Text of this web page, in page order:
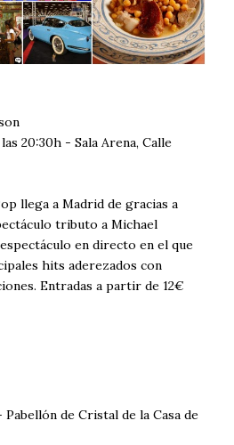
20:30h - Sala Arena, Calle
llega a Madrid de gracias a
tributo a Michael
en directo en el que
hits aderezados con
Entradas a partir de 12€
de Cristal de la Casa de